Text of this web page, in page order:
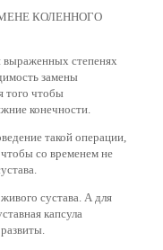
выраженных степенях
замены
того чтобы
конечности.
такой операции,
со временем не
сустава. А для
капсула